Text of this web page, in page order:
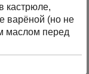
кастрюле,
варёной (но не
маслом перед